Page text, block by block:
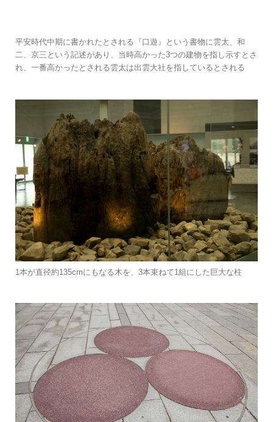
平安時代中期に書かれたとされる『口遊』という書物に雲太、和
二、京三という記述があり、当時高かった3つの建物を指し示すとさ
れ、一番高かったとされる雲太は出雲大社を指しているとされる
1本が直径約135cmにもなる木を、3本束ねて1組にした巨大な柱